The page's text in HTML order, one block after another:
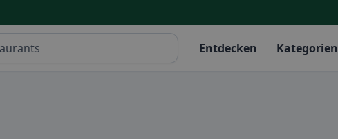
Entdecken Kategorien